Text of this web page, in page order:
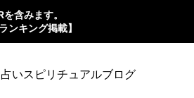
含みます。
ンキング掲載】
いスピリチュアルブログ